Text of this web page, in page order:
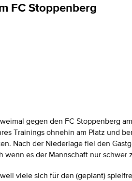
FC Stoppenberg
gegen den FC Stoppenberg
Trainings ohnehin am Platz und
Nach der Niederlage fiel den
es der Mannschaft nur schwer
viele sich für den (geplant)